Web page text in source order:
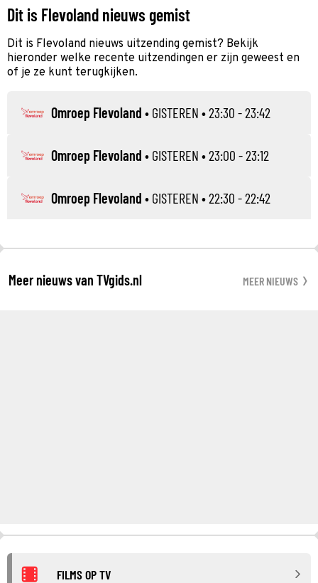
Dit is Flevoland nieuws gemist
Dit is Flevoland nieuws uitzending gemist? Bekijk
hieronder welke recente uitzendingen er zijn geweest en
of je ze kunt terugkijken.
Omroep Flevoland • GISTEREN • 23:30 - 23:42
Omroep Flevoland • GISTEREN • 23:00 - 23:12
Omroep Flevoland • GISTEREN • 22:30 - 22:42
Meer nieuws van TVgids.nl MEER NIEUWS
FILMS OP TV